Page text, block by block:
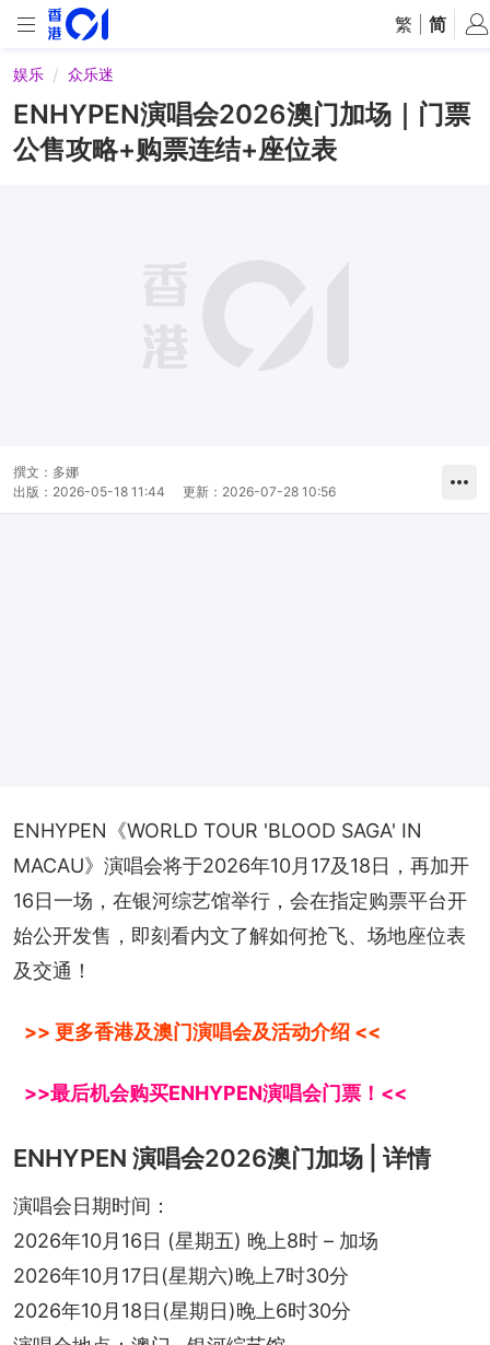
繁 简
娱乐 众乐迷
ENHYPEN演唱会2026澳门加场｜门票
公售攻略+购票连结+座位表
撰文： 多娜
出版： 2026-05-18 11:44 更新： 2026-07-28 10:56
ENHYPEN《WORLD TOUR 'BLOOD SAGA' IN
MACAU》演唱会将于2026年10月17及18日，再加开
16日一场，在银河综艺馆举行，会在指定购票平台开
始公开发售，即刻看内文了解如何抢飞、场地座位表
及交通！
>> 更多香港及澳门演唱会及活动介绍 <<
>>最后机会购买ENHYPEN演唱会门票！<<
ENHYPEN 演唱会2026澳门加场 | 详情
演唱会日期时间：
2026年10月16日 (星期五) 晚上8时 – 加场
2026年10月17日(星期六)晚上7时30分
2026年10月18日(星期日)晚上6时30分